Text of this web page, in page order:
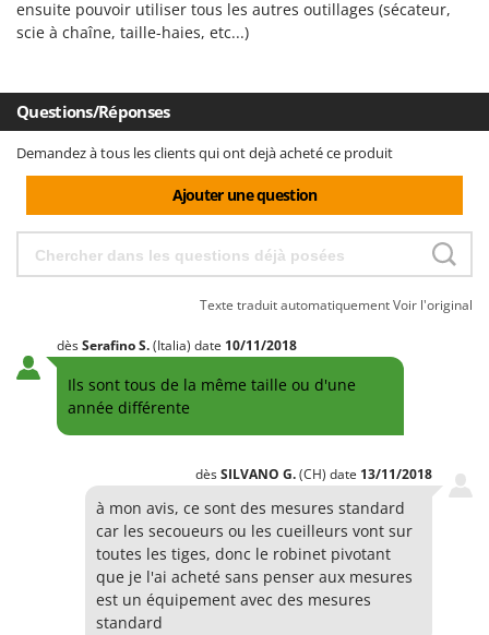
Fraises rotatives pour tracteur
G
Générateurs d'air chaud
Godets à terre basculants pour tracteur
Groupes électrogènes
Gyrobroyeurs à lame pour tracteur
H
Haches - Cognées et Hachettes
Hachoirs à viande
Herses à Dents
Lames à neige
Lames niveleuses pour tracteur
Lave-vitres
Lieuses électriques pour vignes
Machines à pâtes
Diavola Pro
Dominion
Dreame
E
EcoFlow
Edilmark
Effeuno
Elegen
Energy Gruppi
Enotecnica Pillan
Eurosystems
Fama Industrie
ensuite pouvoir utiliser tous les autres outillages (sécateur,
scie à chaîne, taille-haies, etc...)
Questions/Réponses
Demandez à tous les clients qui ont dejà acheté ce produit
Ajouter une question
Texte traduit automatiquementVoir l'original
dèsSerafinoS.(Italia) date 10/11/2018
Ils sont tous de la même taille ou d'une
année différente
dèsSILVANO G.(CH) date 13/11/2018
à mon avis, ce sont des mesures standard
car les secoueurs ou les cueilleurs vont sur
toutes les tiges, donc le robinet pivotant
que je l'ai acheté sans penser aux mesures
est un équipement avec des mesures
standard